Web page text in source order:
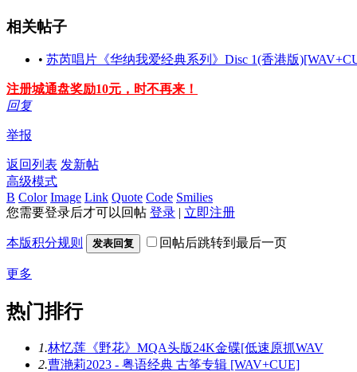
相关帖子
• 苏芮唱片《华纳我爱经典系列》Disc 1(香港版
注册城通盘奖励10元，时不再来！
回复
举报
返回列表 发新帖
高级模式
B Color Image Link Quote Code Smilies
您需要登录后才可以回帖 登录 | 立即注册
本版积分规则 发表回复 回帖后跳转到最后一页
更多
热门排行
1.林忆莲《野花》MQA头版24K金碟[低速原抓WAV
2.曹滟莉2023 - 粤语经典 古筝专辑 [WAV+CUE]